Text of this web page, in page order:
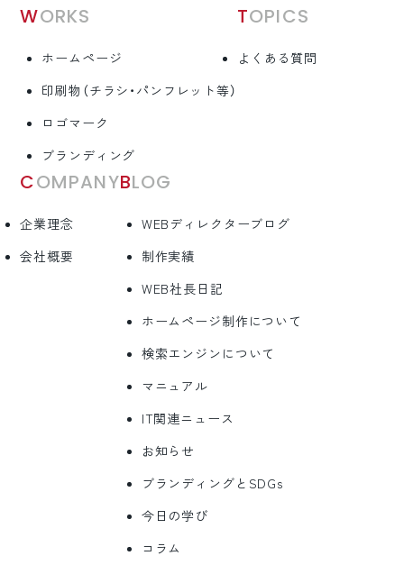
WORKS
ホームページ
印刷物（チラシ・パンフレット等）
ロゴマーク
ブランディング
TOPICS
よくある質問
COMPANY
企業理念
会社概要
BLOG
WEBディレクターブログ
制作実績
WEB社長日記
ホームページ制作について
検索エンジンについて
マニュアル
IT関連ニュース
お知らせ
ブランディングとSDGs
今日の学び
コラム